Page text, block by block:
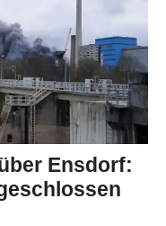
Ensdorf: